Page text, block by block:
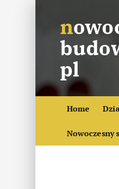
c
o
nowoczesni-
pl
Home
Nowoczesny